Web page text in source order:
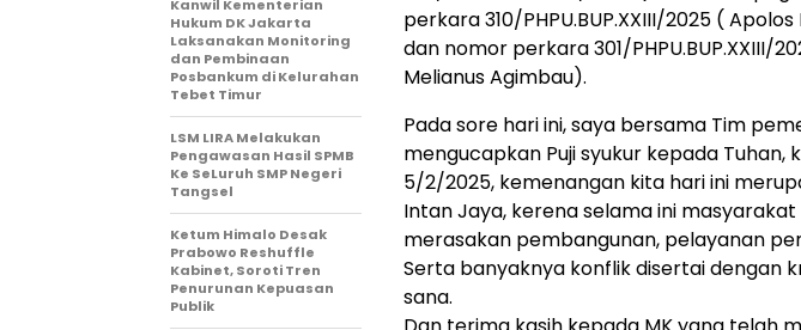
perkara 310/PHPU.BUP.XXIII/2025 (
dan nomor perkara 301/PHPU.BUP.XXIII/
Melianus Agimbau).
Pada sore hari ini, saya bersama Tim
mengucapkan Puji syukur kepada Tuhan,
5/2/2025, kemenangan kita hari ini
Intan Jaya, kerena selama ini
merasakan pembangunan, pelayanan
Serta banyaknya konflik disertai dengan
sana.
Kanwil Kementerian
Hukum DK Jakarta
Laksanakan Monitoring
dan Pembinaan
Posbankum di Kelurahan
Tebet Timur
LSM LIRA Melakukan
Pengawasan Hasil SPMB
Ke SeLuruh SMP Negeri
Tangsel
Ketum Himalo Desak
Prabowo Reshuffle
Kabinet, Soroti Tren
Penurunan Kepuasan
Publik